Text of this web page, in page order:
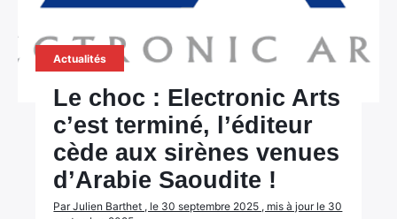
Actualités
Le choc : Electronic Arts
c’est terminé, l’éditeur
cède aux sirènes venues
d’Arabie Saoudite !
Par Julien Barthet , le 30 septembre 2025 , mis à jour le 30